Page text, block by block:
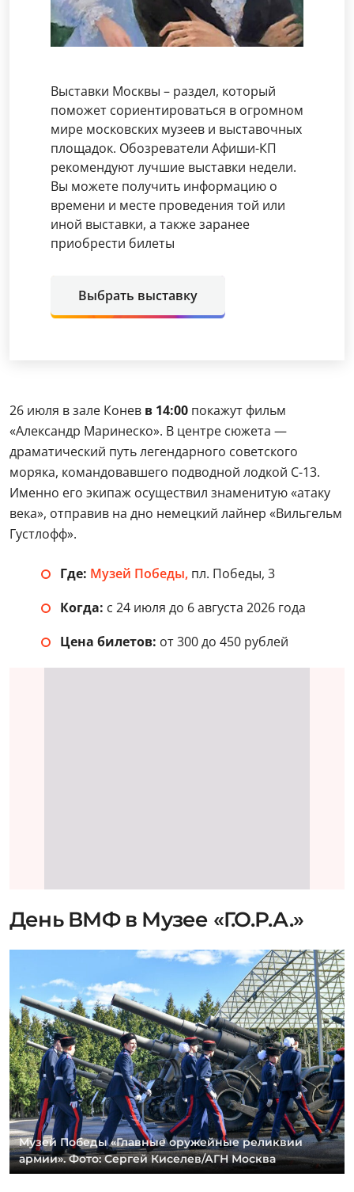
Выставки Москвы – раздел, который
поможет сориентироваться в огромном
мире московских музеев и выставочных
площадок. Обозреватели Афиши-КП
рекомендуют лучшие выставки недели.
Вы можете получить информацию о
времени и месте проведения той или
иной выставки, а также заранее
приобрести билеты
Выбрать выставку
26 июля в зале Конев в 14:00 покажут фильм
«Александр Маринеско». В центре сюжета —
драматический путь легендарного советского
моряка, командовавшего подводной лодкой С-13.
Именно его экипаж осуществил знаменитую «атаку
века», отправив на дно немецкий лайнер «Вильгельм
Густлофф».
Где: Музей Победы, пл. Победы, 3
Когда: с 24 июля до 6 августа 2026 года
Цена билетов: от 300 до 450 рублей
Музей Победы «Главные оружейные реликвии
В честь праздника посетителей в тельняшках или
бескозырках пустят в главное здание музея
бесплатно (за исключением отдельных экспозиций).
В13:00у памятника военным морякам пройдет
торжественная церемония с участием ветеранов
флота, возложением цветов и выступлением юных
артистов проекта «Главные детские песни 5.0».
На главной сцене с11:00 до 14:30будут
демонстрировать фильмы, посвященные истории